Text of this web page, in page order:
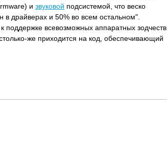
и звуковой подсистемой, что веско
в драйверах и 50% во всем остальном".
всевозможных аппаратных зодчеств
же приходится на код, обеспечивающий